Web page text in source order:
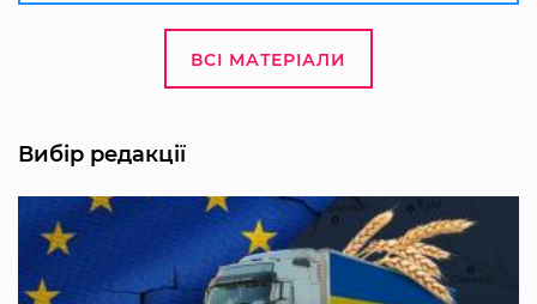
ВСІ МАТЕРІАЛИ
Вибір редакції